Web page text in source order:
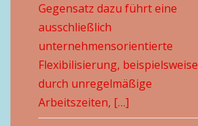
Gegensatz dazu führt eine
ausschließlich
unternehmensorientierte
Flexibilisierung, beispielsweise
durch unregelmäßige
Arbeitszeiten, […]